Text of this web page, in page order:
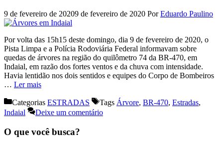
9 de fevereiro de 20209 de fevereiro de 2020 PorEduardo Paulino
Por volta das 15h15 deste domingo, dia 9 de fevereiro de 2020, o
Pista Limpa e a Polícia Rodoviária Federal informavam sobre
quedas de árvores na região do quilômetro 74 da BR-470, em
Indaial, em razão dos fortes ventos e da chuva com intensidade.
Havia lentidão nos dois sentidos e equipes do Corpo de Bombeiros
… Ler mais
Categorias ESTRADAS Tags Árvore, BR-470, Estradas,
Indaial
Deixe um comentário
O que você busca?